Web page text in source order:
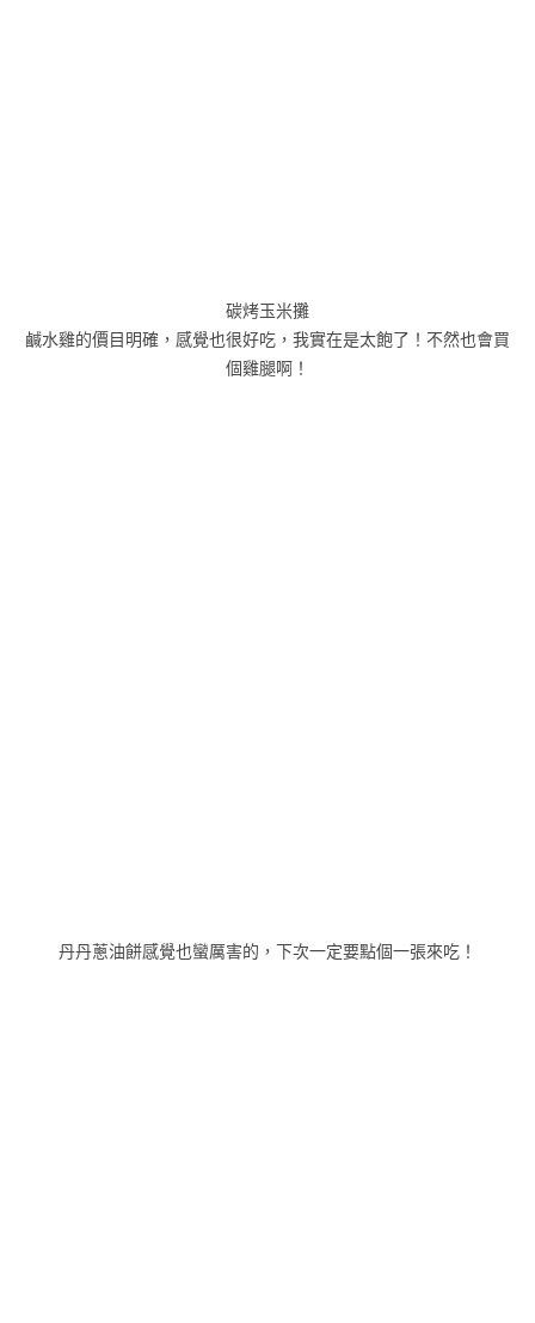
碳烤玉米攤
鹹水雞的價目明確，感覺也很好吃，我實在是太飽了！不然也會買
個雞腿啊！
丹丹蔥油餅感覺也蠻厲害的，下次一定要點個一張來吃！